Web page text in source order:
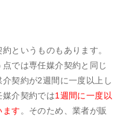
というものもあります。
では専任媒介契約と同じ
契約が2週間に一度以上し
介契約では1週間に一度以
ます 。そのため、業者が販